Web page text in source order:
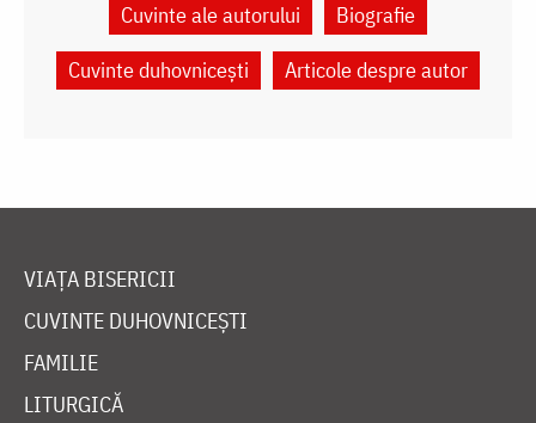
Cuvinte ale autorului
Biografie
Cuvinte duhovnicești
Articole despre autor
VIAȚA BISERICII
CUVINTE DUHOVNICEȘTI
FAMILIE
LITURGICĂ